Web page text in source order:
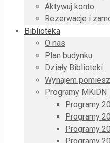
Aktywuj konto
Rezerwacje i
Biblioteka
O nas
Plan budynku
Działy Biblioteki
Wynajem
Programy MKiDN
Programy
Programy
Programy